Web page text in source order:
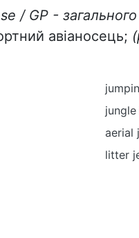
/ GP -
авіаносець;
aerial
litter